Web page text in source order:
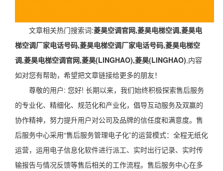
文章相关热门搜索词:菱昊空调官网,菱昊电梯空调,菱昊电
梯空调厂家电话号码,菱昊电梯空调厂家电话号码,菱昊电梯空
调,菱昊电梯空调官网,菱昊(LINGHAO),菱昊(LINGHAO),内容
如对您有帮助，希望把文章链接给更多的朋友！
尊敬的用户: 您好! 长期以来，我们始终积极探索售后服务
的专业化、精细化、规范化和产业化，倡导互动服务及双赢的
协作精神，努力提升用户对公司及品牌的信任度和满意度。售
后服务中心采用“售后服务管理电子化”的运营模式：全程无纸化
运营，运用电子信息化软件进行派工、实时出行记录、实时传
输报告与情况反馈等售后相关的工作流程。售后服务中心在多